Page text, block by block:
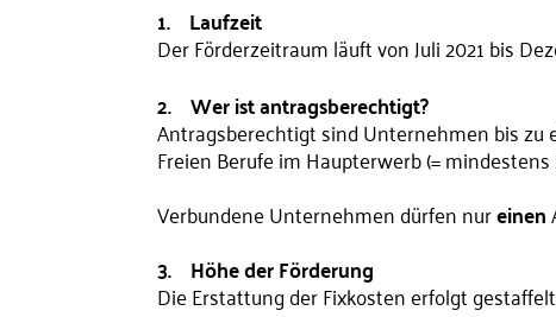
1. Laufzeit
Der Förderzeitraum läuft von Juli 2021 bis
2. Wer ist antragsberechtigt?
Antragsberechtigt sind Unternehmen bis zu
Freien Berufe im Haupterwerb (= mindestens
Verbundene Unternehmen dürfen nureinen
3. Höhe der Förderung
Die Erstattung der Fixkosten erfolgt